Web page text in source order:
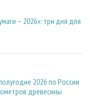
– 2026»: три дня для
2026 по России
древесины